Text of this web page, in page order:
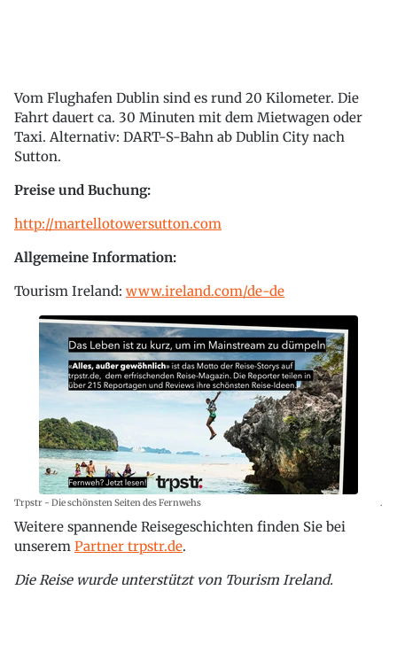
Vom Flughafen Dublin sind es rund 20 Kilometer. Die
Fahrt dauert ca. 30 Minuten mit dem Mietwagen oder
Taxi. Alternativ: DART-S-Bahn ab Dublin City nach
Sutton.
Preise und Buchung:
http://martellotowersutton.com
Allgemeine Information:
Tourism Ireland: www.ireland.com/de-de
Trpstr - Die schönsten Seiten des Fernwehs .
Weitere spannende Reisegeschichten finden Sie bei
unserem Partner trpstr.de.
Die Reise wurde unterstützt von Tourism Ireland.